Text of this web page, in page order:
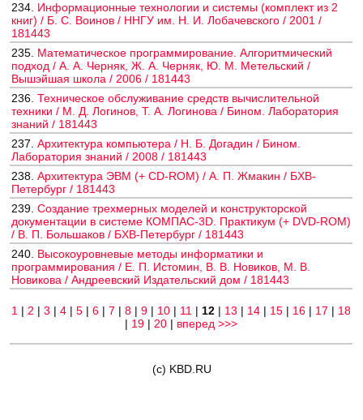
234. Информационные технологии и системы (комплект из 2
книг) / Б. С. Воинов / ННГУ им. Н. И. Лобачевского / 2001 /
181443
235. Математическое программирование. Алгоритмический
подход / А. А. Черняк, Ж. А. Черняк, Ю. М. Метельский /
Вышэйшая школа / 2006 / 181443
236. Техническое обслуживание средств вычислительной
техники / М. Д. Логинов, Т. А. Логинова / Бином. Лаборатория
знаний / 181443
237. Архитектура компьютера / Н. Б. Догадин / Бином.
Лаборатория знаний / 2008 / 181443
238. Архитектура ЭВМ (+ CD-ROM) / А. П. Жмакин / БХВ-
Петербург / 181443
239. Создание трехмерных моделей и конструкторской
документации в системе КОМПАС-3D. Практикум (+ DVD-ROM)
/ В. П. Большаков / БХВ-Петербург / 181443
240. Высокоуровневые методы информатики и
программирования / Е. П. Истомин, В. В. Новиков, М. В.
Новикова / Андреевский Издательский дом / 181443
1 | 2 |3 |4 |5 |6 |7 |8 |9 | 10 | 11 | 12 | 13 | 14 | 15 | 16 | 17 | 18
| 19 | 20 | вперед >>>
(c) KBD.RU